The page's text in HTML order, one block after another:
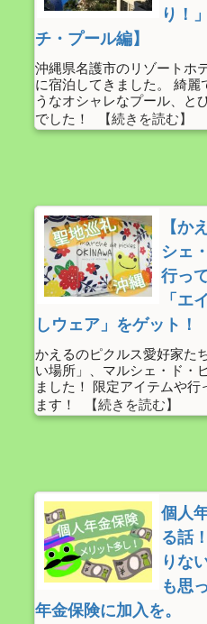
り！
チ・プール編】
沖縄県名護市のリゾートホ
に宿泊してきました。 綺麗
うなオシャレなプール、と
でした！
【か
シェ
行っ
「エ
しウェア」をゲット！
かえるのピクルス愛好家た
い場所」、マルシェ・ド・
ました！ 限定アイテムや
ます！
個人
る話
りな
も思
年金保険に加入を。